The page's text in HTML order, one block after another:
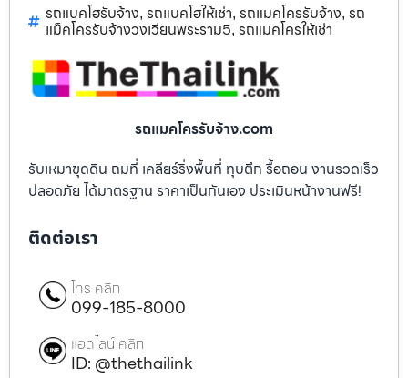
รถแบคโฮรับจ้าง, รถแบคโฮให้เช่า, รถแมคโครรับจ้าง, รถ
แม็คโครรับจ้างวงเวียนพระราม5, รถแมคโครให้เช่า
รถแมคโครรับจ้าง.com
รับเหมาขุดดิน ถมที่ เคลียร์ริ่งพื้นที่ ทุบตึก รื้อถอน งานรวดเร็ว
ปลอดภัย ได้มาตรฐาน ราคาเป็นกันเอง ประเมินหน้างานฟรี!
ติดต่อเรา
โทร คลิก
099-185-8000
แอดไลน์ คลิก
ID: @thethailink